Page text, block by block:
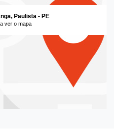
Paulista - PE
ver o mapa